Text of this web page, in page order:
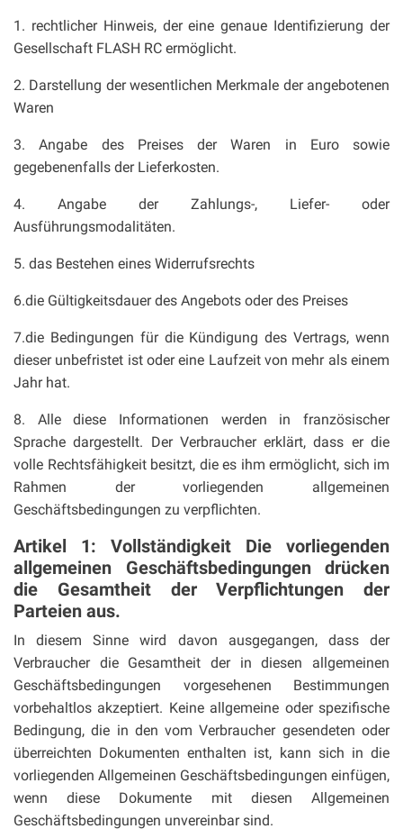
1. rechtlicher Hinweis, der eine genaue Identifizierung der
Gesellschaft FLASH RC ermöglicht.
2. Darstellung der wesentlichen Merkmale der angebotenen
Waren
3. Angabe des Preises der Waren in Euro sowie
gegebenenfalls der Lieferkosten.
4. Angabe der Zahlungs-, Liefer- oder
Ausführungsmodalitäten.
5. das Bestehen eines Widerrufsrechts
6.die Gültigkeitsdauer des Angebots oder des Preises
7.die Bedingungen für die Kündigung des Vertrags, wenn
dieser unbefristet ist oder eine Laufzeit von mehr als einem
Jahr hat.
8. Alle diese Informationen werden in französischer
Sprache dargestellt. Der Verbraucher erklärt, dass er die
volle Rechtsfähigkeit besitzt, die es ihm ermöglicht, sich im
Rahmen der vorliegenden allgemeinen
Geschäftsbedingungen zu verpflichten.
Artikel 1: Vollständigkeit Die vorliegenden
allgemeinen Geschäftsbedingungen drücken
die Gesamtheit der Verpflichtungen der
Parteien aus.
In diesem Sinne wird davon ausgegangen, dass der
Verbraucher die Gesamtheit der in diesen allgemeinen
Geschäftsbedingungen vorgesehenen Bestimmungen
vorbehaltlos akzeptiert. Keine allgemeine oder spezifische
Bedingung, die in den vom Verbraucher gesendeten oder
überreichten Dokumenten enthalten ist, kann sich in die
vorliegenden Allgemeinen Geschäftsbedingungen einfügen,
wenn diese Dokumente mit diesen Allgemeinen
Geschäftsbedingungen unvereinbar sind.